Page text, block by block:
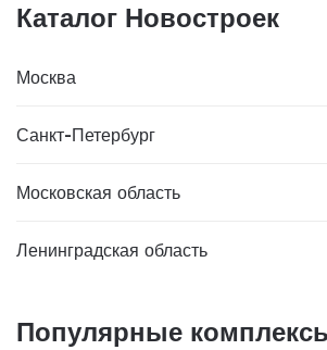
Каталог Новостроек
Москва
Санкт-Петербург
Московская область
Ленинградская область
Популярные